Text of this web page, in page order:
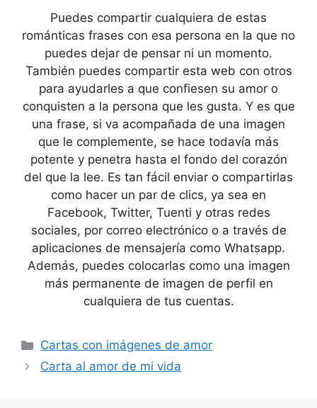
Puedes compartir cualquiera de estas
románticas frases con esa persona en la que no
puedes dejar de pensar ni un momento.
También puedes compartir esta web con otros
para ayudarles a que confiesen su amor o
conquisten a la persona que les gusta. Y es que
una frase, si va acompañada de una imagen
que le complemente, se hace todavía más
potente y penetra hasta el fondo del corazón
del que la lee. Es tan fácil enviar o compartirlas
como hacer un par de clics, ya sea en
Facebook, Twitter, Tuenti y otras redes
sociales, por correo electrónico o a través de
aplicaciones de mensajería como Whatsapp.
Además, puedes colocarlas como una imagen
más permanente de imagen de perfil en
cualquiera de tus cuentas.
Categories
Cartas con imágenes de amor
Carta al amor de mi vida